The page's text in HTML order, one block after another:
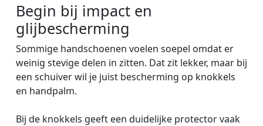
Begin bij impact en
glijbescherming
Sommige handschoenen voelen soepel omdat er
weinig stevige delen in zitten. Dat zit lekker, maar bij
een schuiver wil je juist bescherming op knokkels
en handpalm.
Bij de knokkels geeft een duidelijke protector vaak